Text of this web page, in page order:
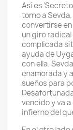
Así es
torno a
convertirse
un giro
complicada
ayuda de
con ella.
enamorada y
sueños para
vencido y va
infierno del